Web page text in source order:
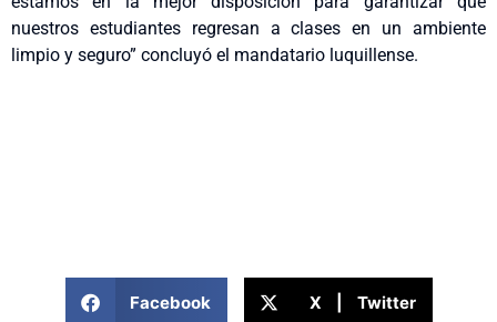
nuestros estudiantes regresan a clases en un ambiente
limpio y seguro” concluyó el mandatario luquillense.
Facebook X | Twitter